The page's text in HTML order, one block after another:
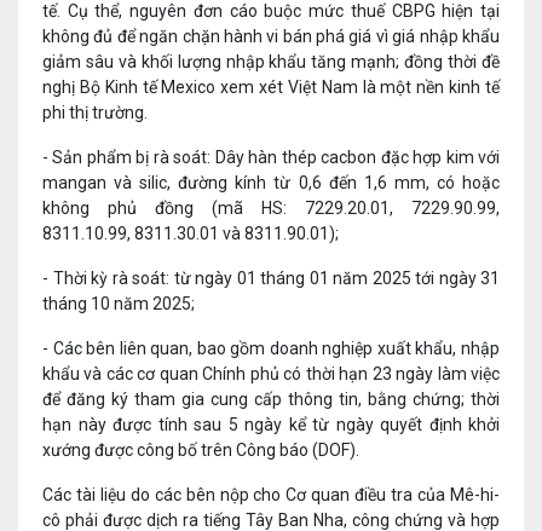
tế. Cụ thể, nguyên đơn cáo buộc mức thuế CBPG hiện tại
không đủ để ngăn chặn hành vi bán phá giá vì giá nhập khẩu
giảm sâu và khối lượng nhập khẩu tăng mạnh; đồng thời đề
nghị Bộ Kinh tế Mexico xem xét Việt Nam là một nền kinh tế
phi thị trường.
- Sản phẩm bị rà soát: Dây hàn thép cacbon đặc hợp kim với
mangan và silic, đường kính từ 0,6 đến 1,6 mm, có hoặc
không phủ đồng (mã HS: 7229.20.01, 7229.90.99,
8311.10.99, 8311.30.01 và 8311.90.01);
- Thời kỳ rà soát: từ ngày 01 tháng 01 năm 2025 tới ngày 31
tháng 10 năm 2025;
- Các bên liên quan, bao gồm doanh nghiệp xuất khẩu, nhập
khẩu và các cơ quan Chính phủ có thời hạn 23 ngày làm việc
để đăng ký tham gia cung cấp thông tin, bằng chứng; thời
hạn này được tính sau 5 ngày kể từ ngày quyết định khởi
xướng được công bố trên Công báo (DOF).
Các tài liệu do các bên nộp cho Cơ quan điều tra của Mê-hi-
cô phải được dịch ra tiếng Tây Ban Nha, công chứng và hợp